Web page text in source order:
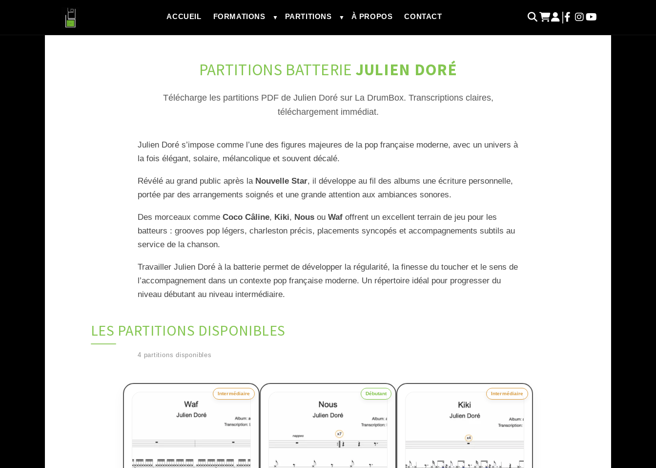
ACCUEIL FORMATIONS ▼ PARTITIONS ▼ À PROPOS CONTACT
PARTITIONS BATTERIE JULIEN DORÉ
Télécharge les partitions PDF de Julien Doré sur La DrumBox. Transcriptions claires,
téléchargement immédiat.
Julien Doré s’impose comme l’une des figures majeures de la pop française moderne, avec un univers à
la fois élégant, solaire, mélancolique et souvent décalé.
Révélé au grand public après la Nouvelle Star, il développe au fil des albums une écriture personnelle,
portée par des arrangements soignés et une grande attention aux ambiances sonores.
Des morceaux comme Coco Câline, Kiki, Nous ou Waf offrent un excellent terrain de jeu pour les
batteurs : grooves pop légers, charleston précis, placements syncopés et accompagnements subtils au
service de la chanson.
Travailler Julien Doré à la batterie permet de développer la régularité, la finesse du toucher et le sens de
l’accompagnement dans un contexte pop française moderne. Un répertoire idéal pour progresser du
niveau débutant au niveau intermédiaire.
LES PARTITIONS DISPONIBLES
4 partitions disponibles